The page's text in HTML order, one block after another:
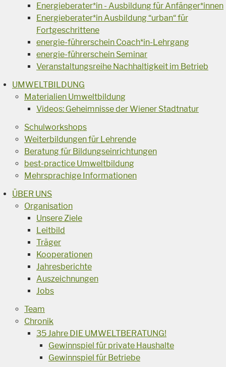
Energieberater*in - Ausbildung für Anfänger*innen
Energieberater*in Ausbildung “urban“ für
Fortgeschrittene
energie-führerschein Coach*in-Lehrgang
energie-führerschein Seminar
Veranstaltungsreihe Nachhaltigkeit im Betrieb
UMWELTBILDUNG
Materialien Umweltbildung
Videos: Geheimnisse der Wiener Stadtnatur
Schulworkshops
Weiterbildungen für Lehrende
Beratung für Bildungseinrichtungen
best-practice Umweltbildung
Mehrsprachige Informationen
ÜBER UNS
Organisation
Unsere Ziele
Leitbild
Träger
Kooperationen
Jahresberichte
Auszeichnungen
Jobs
Team
Chronik
35 Jahre DIE UMWELTBERATUNG!
Gewinnspiel für private Haushalte
Gewinnspiel für Betriebe